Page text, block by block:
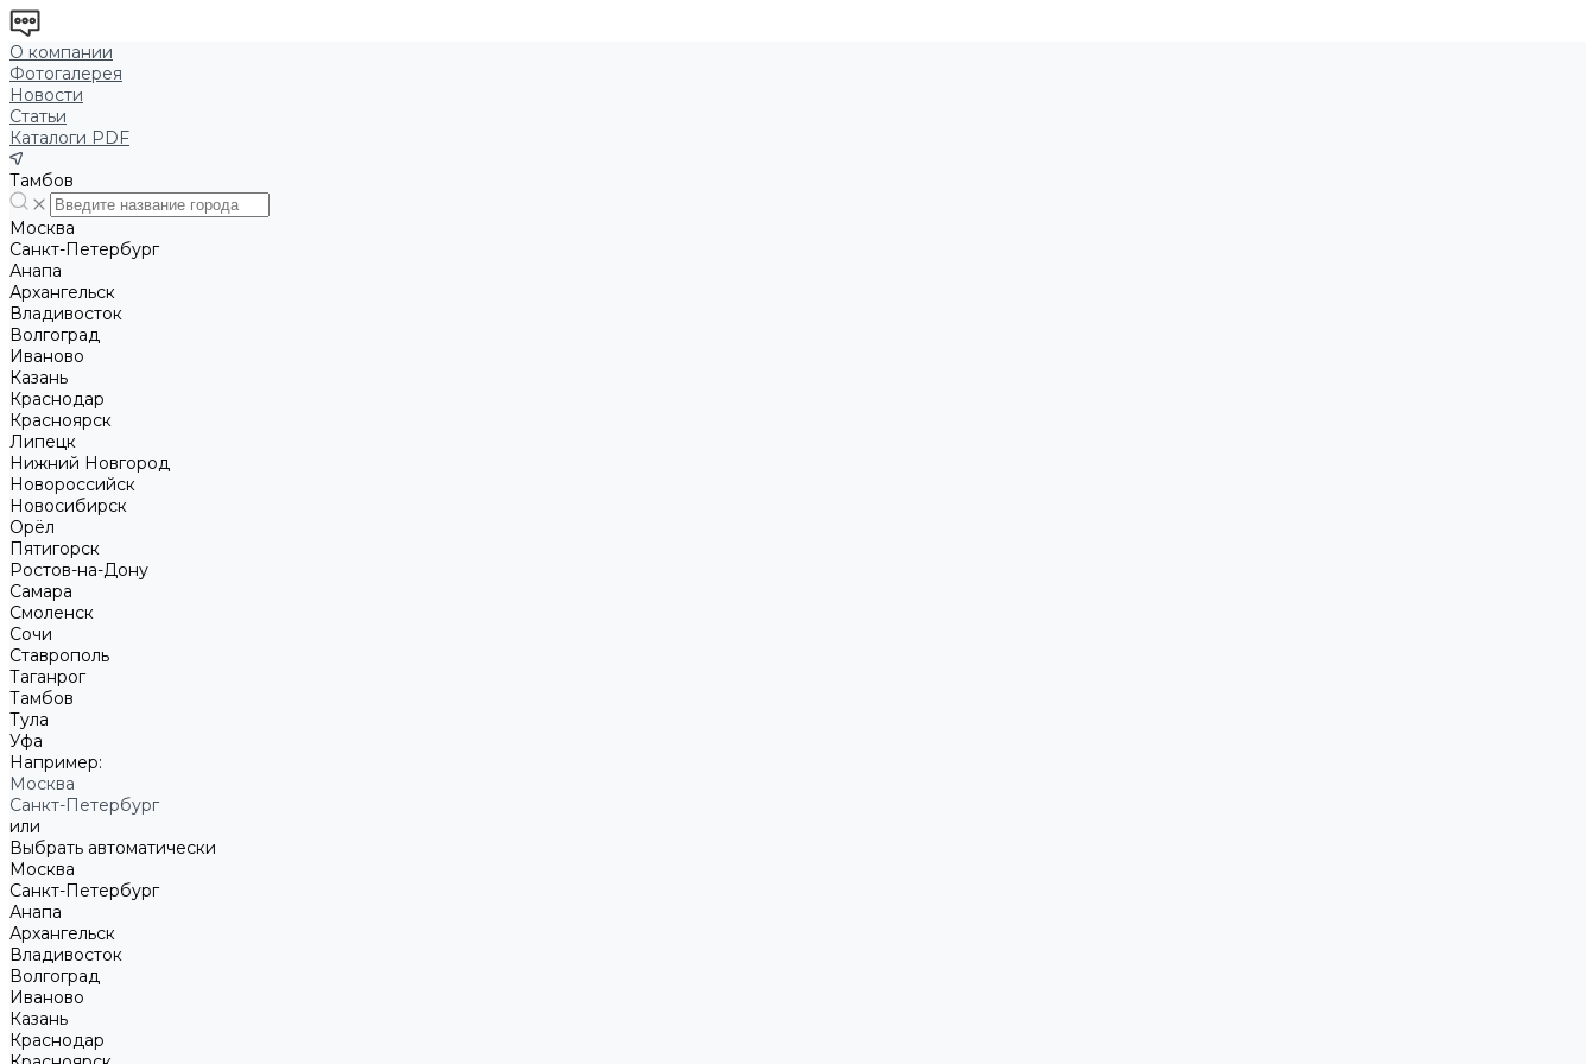
О компании
Фотогалерея
Новости
Статьи
Каталоги PDF
Тамбов
Москва
Санкт-Петербург
Анапа
Архангельск
Владивосток
Волгоград
Иваново
Казань
Краснодар
Красноярск
Липецк
Нижний Новгород
Новороссийск
Новосибирск
Орёл
Пятигорск
Ростов-на-Дону
Самара
Смоленск
Сочи
Ставрополь
Таганрог
Тамбов
Тула
Уфа
Например:
Москва
Санкт-Петербург
или
Выбрать автоматически
Москва
Санкт-Петербург
Анапа
Архангельск
Владивосток
Волгоград
Иваново
Казань
Краснодар